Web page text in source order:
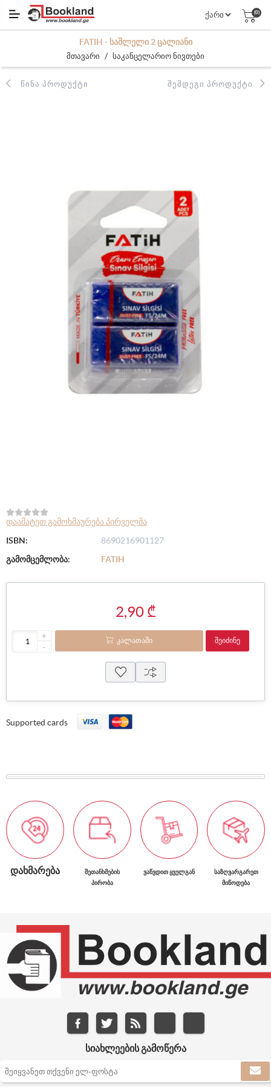
(0)
FATIH - ᲡᲐᲨᲚᲔᲚᲘ 2 ᲪᲐᲚᲘᲐᲜᲘ
მთავარი / საკანცელარიო ნივთები
ᲬᲘᲜᲐ ᲞᲠᲝᲓᲣᲥᲢᲘ ᲨᲔᲛᲓᲔᲒᲘ ᲞᲠᲝᲓᲣᲥᲢᲘ
დაამატეთ გამოხმაურება პირველმა
ISBN:
8690216901127
გამომცემლობა:
FATIH
2,90 ₾
+
-
ᲙᲐᲚᲐᲗᲐᲨᲘ ᲨᲔᲘᲫᲘᲜᲔ
Supported cards
ᲓᲐᲮᲛᲐᲠᲔᲑᲐ
ᲨᲔᲗᲐᲜᲮᲛᲔᲑᲘᲡ
ᲞᲘᲠᲝᲑᲐ
ᲕᲐᲬᲕᲓᲘᲗ ᲧᲕᲔᲚᲒᲐᲜ
ᲡᲐᲖᲦᲕᲐᲠᲒᲐᲠᲔᲗ
ᲛᲘᲬᲝᲓᲔᲑᲐ
ᲡᲘᲐᲮᲚᲔᲔᲑᲘᲡ ᲒᲐᲛᲝᲬᲔᲠᲐ